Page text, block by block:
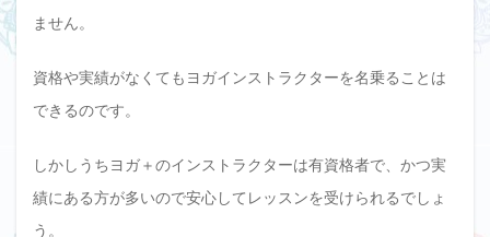
ません。
資格や実績がなくてもヨガインストラクターを名乗ることは
できるのです。
しかしうちヨガ＋のインストラクターは有資格者で、かつ実
績にある方が多いので安心してレッスンを受けられるでしょ
う。